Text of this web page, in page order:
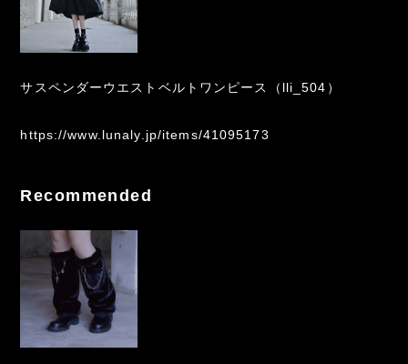
サスペンダーウエストベルトワンピース（lli_504）
https://www.lunaly.jp/items/41095173
Recommended